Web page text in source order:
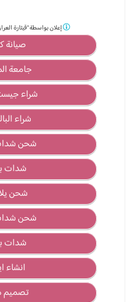
صيانة
جامعة
شراء
شراء
شحن
شدات
شحن
شحن
شدات
انشاء
تصميم
إعلان بواسطة"قيثارة